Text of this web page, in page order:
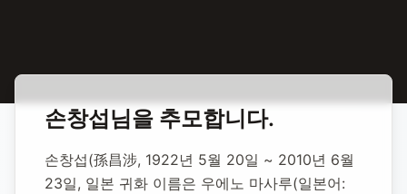
합동 추모 손창섭 소설가
손창섭 소설가
손창섭 님을 추모합니다.
손창섭(孫昌涉, 1922년 5월 20일 ~ 2010년 6월
23일, 일본 귀화 이름은 우에노 마사루(일본어: